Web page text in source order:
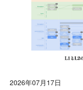
2026年07月17日